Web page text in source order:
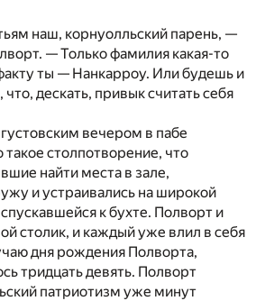
наш, корнуолльский парень, —
— Только фамилия какая-то
ты — Нанкарроу. Или будешь и
дескать, привык считать себя
вечером в пабе
столпотворение, что
найти места в зале,
и устраивались на широкой
к бухте. Полворт и
столик, и каждый уже влил в себя
дня рождения Полворта,
тридцать девять. Полворт
патриотизм уже минут